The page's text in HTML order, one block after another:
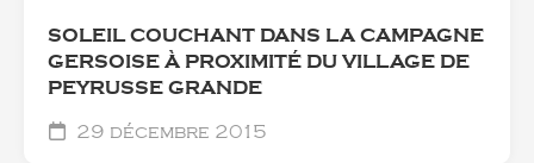
SOLEIL COUCHANT DANS LA CAMPAGNE
GERSOISE À PROXIMITÉ DU VILLAGE DE
PEYRUSSE GRANDE
29 décembre 2015